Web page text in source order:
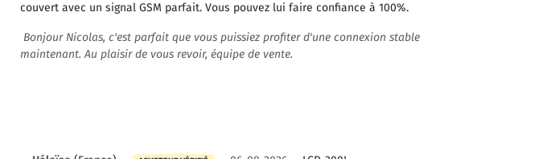
couvert avec un signal GSM parfait. Vous pouvez lui faire confiance à 100%.
Bonjour Nicolas, c'est parfait que vous puissiez profiter d'une connexion stable
maintenant. Au plaisir de vous revoir, équipe de vente.